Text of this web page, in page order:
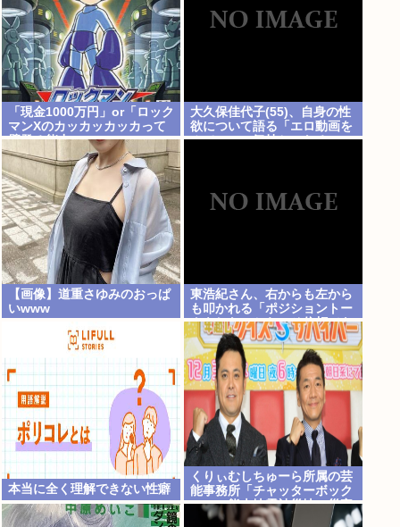
「現金1000万円」or「ロック
マンXのカッカッカッカって
壁登る能力」
大久保佳代子(55)、自身の性
欲について語る「エロ動画を
みてエロい気持ちになる」
【画像】道重さゆみのおっぱ
いwww
東浩紀さん、右からも左から
も叩かれる「ポジショントー
クをしないからこそ信頼でき
る」と擁護されるwww
本当に全く理解できない性癖
くりぃむしちゅーら所属の芸
能事務所「チャッターボック
ス」、熊本地震被災地に災害
義援金寄付を発表